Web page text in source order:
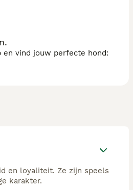
vind jouw perfecte hond:
en loyaliteit. Ze zijn speels
karakter.